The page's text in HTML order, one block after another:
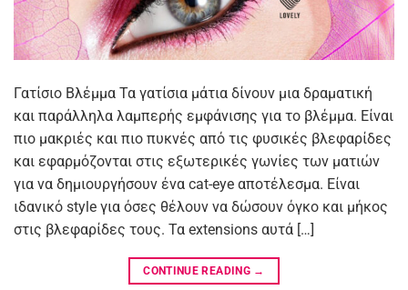
Γατίσιο Βλέμμα Τα γατίσια μάτια δίνουν μια δραματική
και παράλληλα λαμπερής εμφάνισης για το βλέμμα. Είναι
πιο μακριές και πιο πυκνές από τις φυσικές βλεφαρίδες
και εφαρμόζονται στις εξωτερικές γωνίες των ματιών
για να δημιουργήσουν ένα cat-eye αποτέλεσμα. Είναι
ιδανικό style για όσες θέλουν να δώσουν όγκο και μήκος
στις βλεφαρίδες τους. Τα extensions αυτά […]
CONTINUE READING →